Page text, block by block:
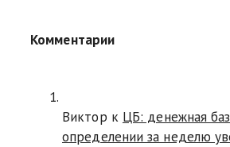
Комментарии
Виктор к ЦБ: денежная
определении за неделю